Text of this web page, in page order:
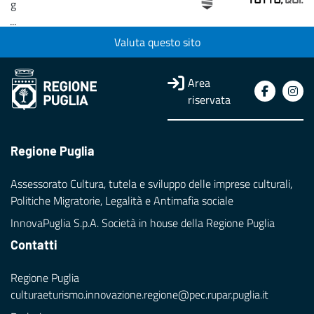
g
...
Valuta questo sito
Area
riservata
Regione Puglia
Assessorato Cultura, tutela e sviluppo delle imprese culturali,
Politiche Migratorie, Legalità e Antimafia sociale
InnovaPuglia S.p.A. Società in house della Regione Puglia
Contatti
Regione Puglia
culturaeturismo.innovazione.regione@pec.rupar.puglia.it